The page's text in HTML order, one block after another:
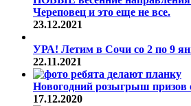
Череповец и это еще не все.
23.12.2021
УРА! Летим в Сочи со 2 по 9
22.11.2021
Новогодний розыгрыш
17.12.2020